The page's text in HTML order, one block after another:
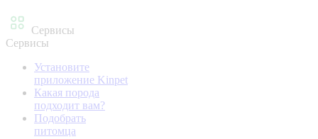
Сервисы
Сервисы
Установите
приложение Kinpet
Какая порода
подходит вам?
Подобрать
питомца